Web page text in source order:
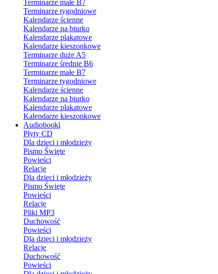
Terminarze małe B7
Terminarze tygodniowe
Kalendarze ścienne
Kalendarze na biurko
Kalendarze plakatowe
Kalendarze kieszonkowe
Terminarze duże A5
Terminarze średnie B6
Terminarze małe B7
Terminarze tygodniowe
Kalendarze ścienne
Kalendarze na biurko
Kalendarze plakatowe
Kalendarze kieszonkowe
Audiobooki
Płyty CD
Dla dzieci i młodzieży
Pismo Święte
Powieści
Relacje
Dla dzieci i młodzieży
Pismo Święte
Powieści
Relacje
Pliki MP3
Duchowość
Powieści
Dla dzieci i młodzieży
Relacje
Duchowość
Powieści